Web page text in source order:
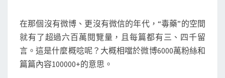
在那個沒有微博、更沒有微信的年代，“毒藥”的空間
就有了超過六百萬閱覽量，且每篇都有三、四千留
言。這是什麼概唸呢？大概相噹於微博6000萬粉絲和
篇篇內容100000+的意思。